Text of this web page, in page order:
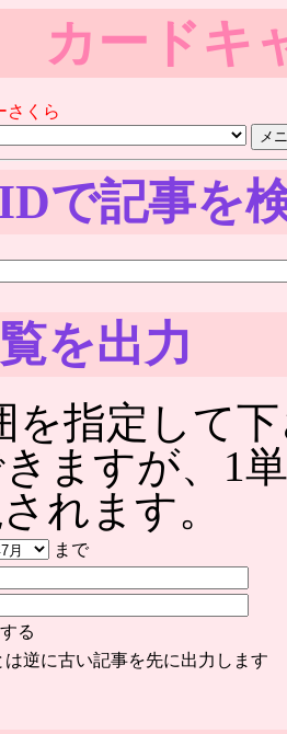
カードキ
さくら
で記事を
を出力
を指定して
ますが、1
れます。
まで
る
逆に古い記事を先に出力します